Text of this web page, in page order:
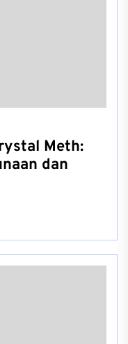
Meth:
dan